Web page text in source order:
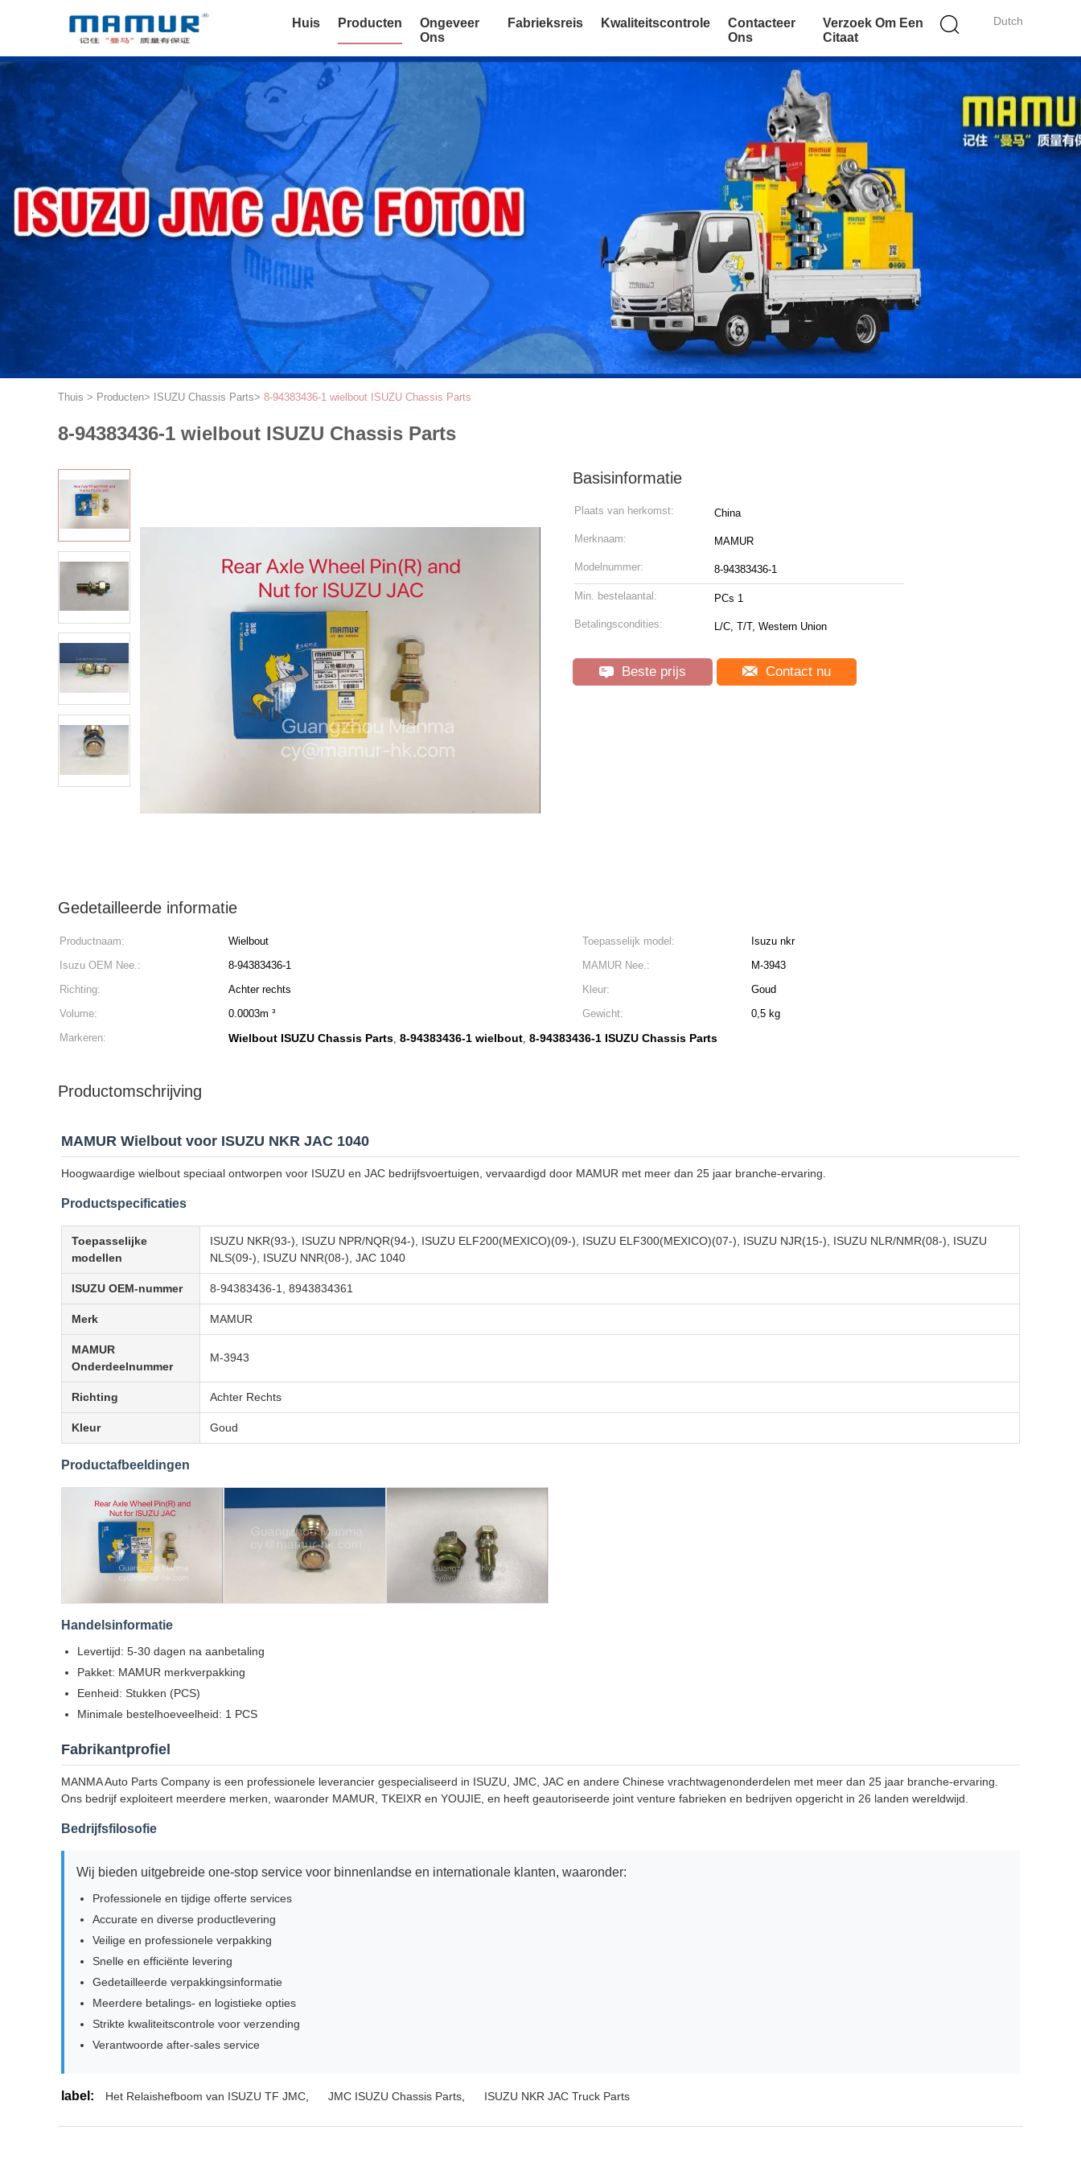
Dutch
Huis Producten
Ongeveer
Ons
Fabrieksreis Kwaliteitscontrole
Contacteer
Ons
Verzoek Om Een
Citaat
Thuis > Producten> ISUZU Chassis Parts> 8-94383436-1 wielbout ISUZU Chassis Parts
8-94383436-1 wielbout ISUZU Chassis Parts
Basisinformatie
Plaats van herkomst: China
Merknaam: MAMUR
Modelnummer: 8-94383436-1
Min. bestelaantal: PCs 1
Betalingscondities: L/C, T/T, Western Union
Beste prijs Contact nu
Gedetailleerde informatie
Productnaam: Wielbout Toepasselijk model:
Isuzu nkr
Isuzu OEM Nee.:
8-94383436-1 MAMUR Nee.:
M-3943
Richting:
Achter rechts Kleur:
Goud
Volume:
0.0003m ³ Gewicht:
0,5 kg
Markeren:
Wielbout ISUZU Chassis Parts, 8-94383436-1 wielbout, 8-94383436-1 ISUZU Chassis Parts
Productomschrijving
MAMUR Wielbout voor ISUZU NKR JAC 1040
Hoogwaardige wielbout speciaal ontworpen voor ISUZU en JAC bedrijfsvoertuigen, vervaardigd door MAMUR met meer dan 25 jaar branche-ervaring.
Productspecificaties
Toepasselijke
modellen
ISUZU NKR(93-), ISUZU NPR/NQR(94-), ISUZU ELF200(MEXICO)(09-), ISUZU ELF300(MEXICO)(07-), ISUZU NJR(15-), ISUZU NLR/NMR(08-), ISUZU
NLS(09-), ISUZU NNR(08-), JAC 1040
ISUZU OEM-nummer 8-94383436-1, 8943834361
Merk MAMUR
MAMUR
Onderdeelnummer
M-3943
Richting Achter Rechts
Kleur Goud
Productafbeeldingen
Handelsinformatie
Levertijd: 5-30 dagen na aanbetaling
Pakket: MAMUR merkverpakking
Eenheid: Stukken (PCS)
Minimale bestelhoeveelheid: 1 PCS
Fabrikantprofiel
MANMA Auto Parts Company is een professionele leverancier gespecialiseerd in ISUZU, JMC, JAC en andere Chinese vrachtwagenonderdelen met meer dan 25 jaar branche-ervaring.
Ons bedrijf exploiteert meerdere merken, waaronder MAMUR, TKEIXR en YOUJIE, en heeft geautoriseerde joint venture fabrieken en bedrijven opgericht in 26 landen wereldwijd.
Bedrijfsfilosofie
Wij bieden uitgebreide one-stop service voor binnenlandse en internationale klanten, waaronder:
Professionele en tijdige offerte services
Accurate en diverse productlevering
Veilige en professionele verpakking
Snelle en efficiënte levering
Gedetailleerde verpakkingsinformatie
Meerdere betalings- en logistieke opties
Strikte kwaliteitscontrole voor verzending
Verantwoorde after-sales service
label: Het Relaishefboom van ISUZU TF JMC JMC ISUZU Chassis Parts ISUZU NKR JAC Truck Parts